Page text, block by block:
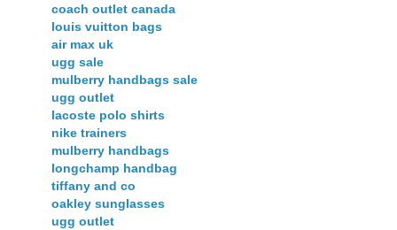
coach outlet canada
louis vuitton bags
air max uk
ugg sale
mulberry handbags sale
ugg outlet
lacoste polo shirts
nike trainers
mulberry handbags
longchamp handbag
tiffany and co
oakley sunglasses
ugg outlet